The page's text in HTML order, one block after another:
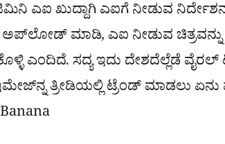
ಎಐ ಖುದ್ದಾಗಿ ಎಐಗೆ ನೀಡುವ
ಮಾಡಿ, ಎಐ ನೀಡುವ
ಎಂದಿದೆ. ಸದ್ಯ ಇದು ದೇಶದೆಲ್ಲೆಡೆ ವೈರಲ್
ತ್ರೀಡಿಯಲ್ಲಿ ಟ್ರೆಂಡ್ ಮಾಡಲು ಏನು